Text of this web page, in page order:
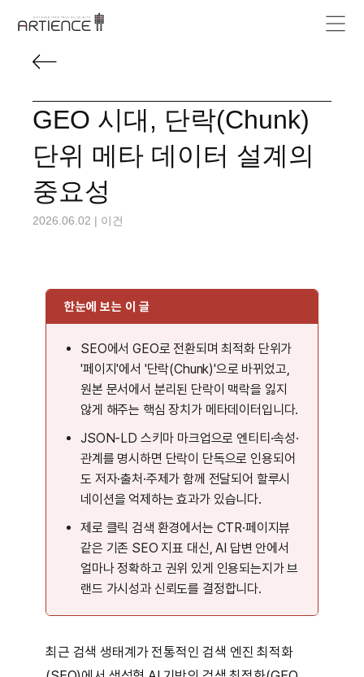
GEO 시대, 단락(Chunk)
단위 메타 데이터 설계의
중요성
2026.06.02 | 이건
한눈에 보는 이 글
SEO에서 GEO로 전환되며 최적화 단위가
'페이지'에서 '단락(Chunk)'으로 바뀌었고,
원본 문서에서 분리된 단락이 맥락을 잃지
않게 해주는 핵심 장치가 메타데이터입니다.
JSON-LD 스키마 마크업으로 엔티티·속성·
관계를 명시하면 단락이 단독으로 인용되어
도 저자·출처·주제가 함께 전달되어 할루시
네이션을 억제하는 효과가 있습니다.
제로 클릭 검색 환경에서는 CTR·페이지뷰
같은 기존 SEO 지표 대신, AI 답변 안에서
얼마나 정확하고 권위 있게 인용되는지가 브
랜드 가시성과 신뢰도를 결정합니다.
최근 검색 생태계가 전통적인 검색 엔진 최적화